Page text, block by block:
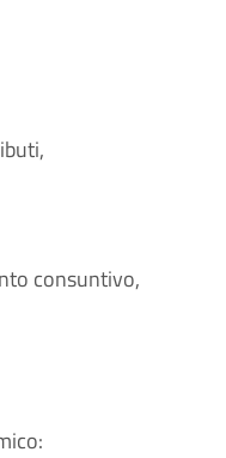
consuntivo,